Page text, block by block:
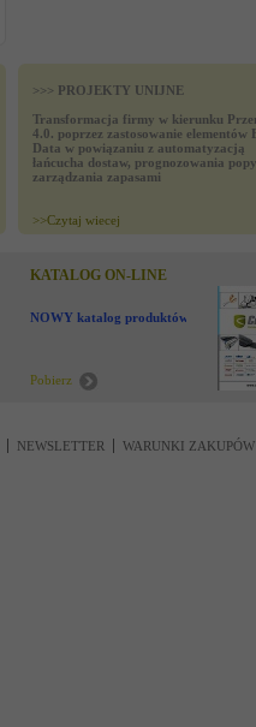
>>> PROJEKTY UNIJNE
Transformacja firmy w kierunku
4.0. poprzez zastosowanie elementów
Data w powiązaniu z automatyzacją
łańcucha dostaw, prognozowania
zarządzania zapasami
>>Czytaj wiecej
KATALOG ON-LINE
NOWY katalog produktów !
Pobierz
NEWSLETTER WARUNKI ZAKUPÓW